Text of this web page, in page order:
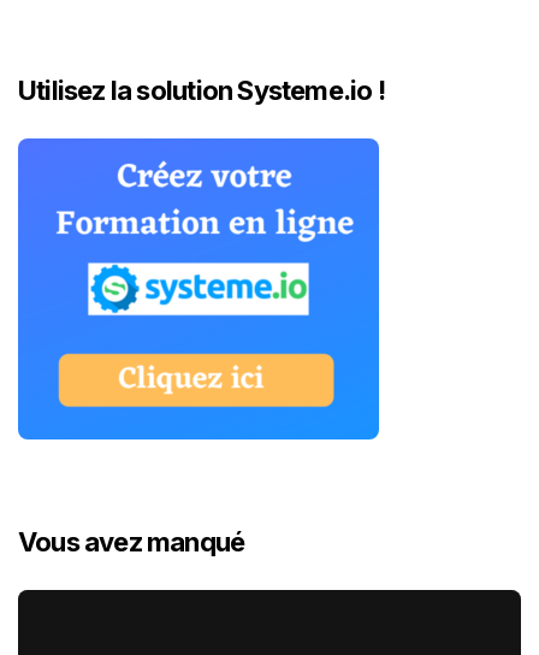
Utilisez la solution Systeme.io !
Vous avez manqué